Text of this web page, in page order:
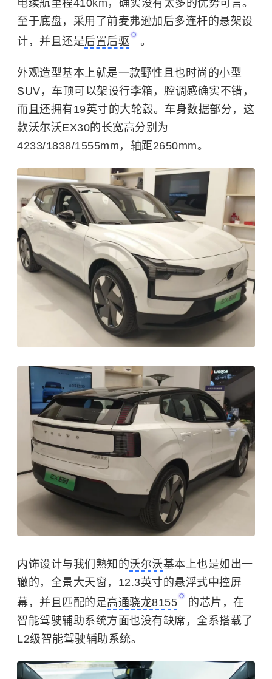
电续航里程410km，确实没有太多的优势可言。
至于底盘，采用了前麦弗逊加后多连杆的悬架设
计，并且还是后置后驱 。
外观造型基本上就是一款野性且也时尚的小型
SUV，车顶可以架设行李箱，腔调感确实不错，
而且还拥有19英寸的大轮毂。车身数据部分，这
款沃尔沃EX30的长宽高分别为
4233/1838/1555mm，轴距2650mm。
内饰设计与我们熟知的沃尔沃基本上也是如出一
辙的，全景大天窗，12.3英寸的悬浮式中控屏
幕，并且匹配的是高通骁龙8155
的芯片，在
智能驾驶辅助系统方面也没有缺席，全系搭载了
L2级智能驾驶辅助系统。